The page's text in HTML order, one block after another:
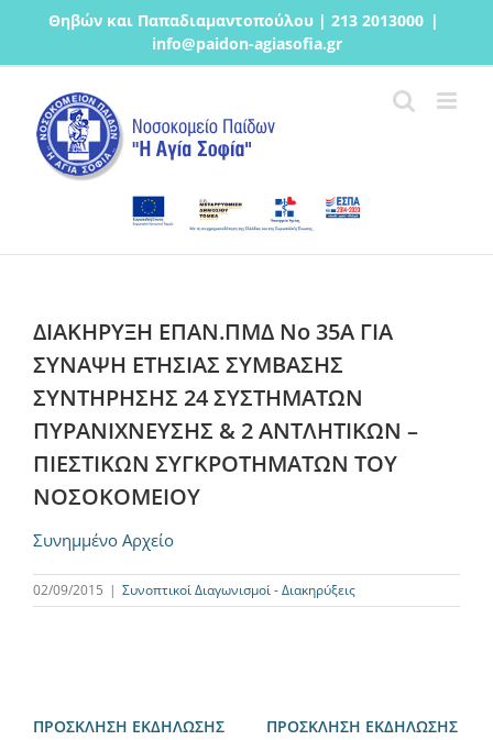
Μετάβαση
περιεχόμενο
Θηβών και Παπαδιαμαντοπούλου | 213 2013000 |
info@paidon-agiasofia.gr
ΔΙΑΚΗΡΥΞΗ ΕΠΑΝ.ΠΜΔ No 35Α ΓΙΑ
ΣΥΝΑΨΗ ΕΤΗΣΙΑΣ ΣΥΜΒΑΣΗΣ
ΣΥΝΤΗΡΗΣΗΣ 24 ΣΥΣΤΗΜΑΤΩΝ
ΠΥΡΑΝΙΧΝΕΥΣΗΣ & 2 ΑΝΤΛΗΤΙΚΩΝ –
ΠΙΕΣΤΙΚΩΝ ΣΥΓΚΡΟΤΗΜΑΤΩΝ ΤΟΥ
ΝΟΣΟΚΟΜΕΙΟΥ
Συνημμένο Αρχείο
02/09/2015 | Συνοπτικοί Διαγωνισμοί - Διακηρύξεις
ΠΡΟΣΚΛΗΣΗ ΕΚΔΗΛΩΣΗΣ
ΠΡΟΣΚΛΗΣΗ ΕΚΔΗΛΩΣΗΣ